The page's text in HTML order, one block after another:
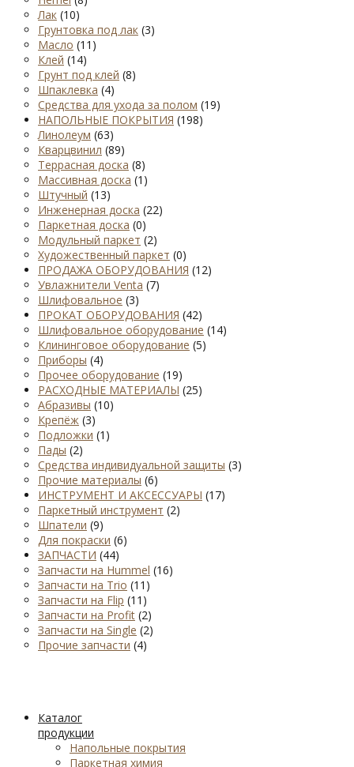
Лак (10)
Грунтовка под лак (3)
Масло (11)
Клей (14)
Грунт под клей (8)
Шпаклевка (4)
Средства для ухода за полом (19)
НАПОЛЬНЫЕ ПОКРЫТИЯ (198)
Линолеум (63)
Кварцвинил (89)
Террасная доска (8)
Массивная доска (1)
Штучный (13)
Инженерная доска (22)
Паркетная доска (0)
Модульный паркет (2)
Художественный паркет (0)
ПРОДАЖА ОБОРУДОВАНИЯ (12)
Увлажнители Venta (7)
Шлифовальное (3)
ПРОКАТ ОБОРУДОВАНИЯ (42)
Шлифовальное оборудование (14)
Клининговое оборудование (5)
Приборы (4)
Прочее оборудование (19)
РАСХОДНЫЕ МАТЕРИАЛЫ (25)
Абразивы (10)
Крепёж (3)
Подложки (1)
Пады (2)
Средства индивидуальной защиты (3)
Прочие материалы (6)
ИНСТРУМЕНТ И АКСЕССУАРЫ (17)
Паркетный инструмент (2)
Шпатели (9)
Для покраски (6)
ЗАПЧАСТИ (44)
Запчасти на Hummel (16)
Запчасти на Trio (11)
Запчасти на Flip (11)
Запчасти на Profit (2)
Запчасти на Single (2)
Прочие запчасти (4)
Каталог
продукции
Напольные покрытия
Паркетная химия